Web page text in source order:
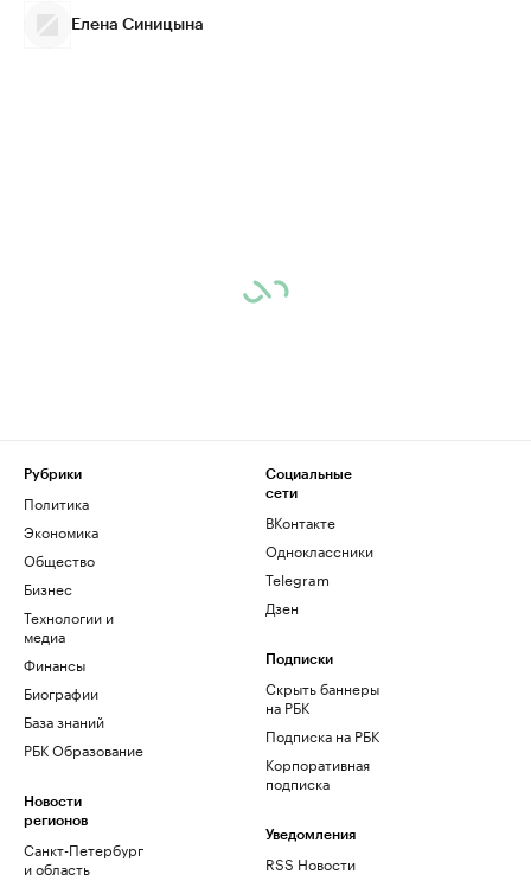
Елена Синицына
Рубрики
Политика
Экономика
Общество
Бизнес
Технологии и
медиа
Финансы
Биографии
База знаний
РБК Образование
Новости
регионов
Санкт-Петербург
и область
Социальные
сети
ВКонтакте
Одноклассники
Telegram
Дзен
Подписки
Скрыть баннеры
на РБК
Подписка на РБК
Корпоративная
подписка
Уведомления
RSS Новости